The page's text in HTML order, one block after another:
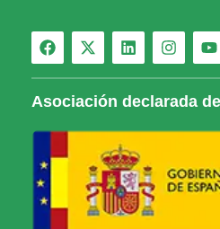
Asociación declarada